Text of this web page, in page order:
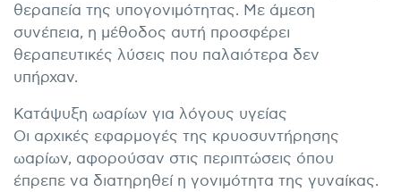
θεραπεία της υπογονιμότητας. Με άμεση
συνέπεια, η μέθοδος αυτή προσφέρει
θεραπευτικές λύσεις που παλαιότερα δεν
υπήρχαν.
Κατάψυξη ωαρίων για λόγους υγείας
Οι αρχικές εφαρμογές της κρυοσυντήρησης
ωαρίων, αφορούσαν στις περιπτώσεις όπου
έπρεπε να διατηρηθεί η γονιμότητα της γυναίκας.